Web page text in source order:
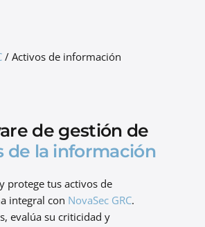
/ Activos de información
de gestión de
de la información
protege tus activos de
integral con NovaSec GRC.
evalúa su criticidad y